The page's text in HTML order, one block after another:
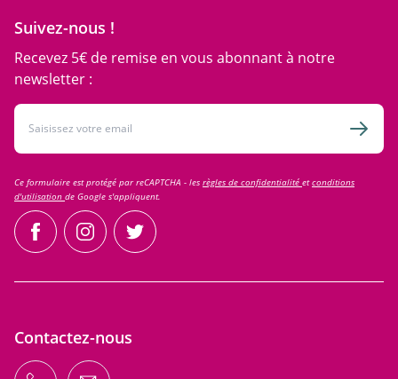
Suivez-nous !
Recevez 5€ de remise en vous abonnant à notre
newsletter :
Adresse email
Ce formulaire est protégé par reCAPTCHA - les règles de confidentialité etconditions
d'utilisation de Google s'appliquent.
facebookinstagramtwitter
Contactez-nous